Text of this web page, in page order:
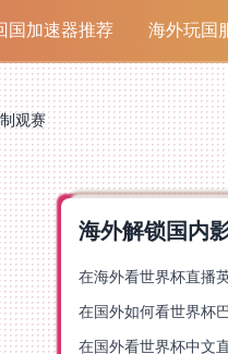
国加速器推荐 海外玩国
观赛
海外解锁国内